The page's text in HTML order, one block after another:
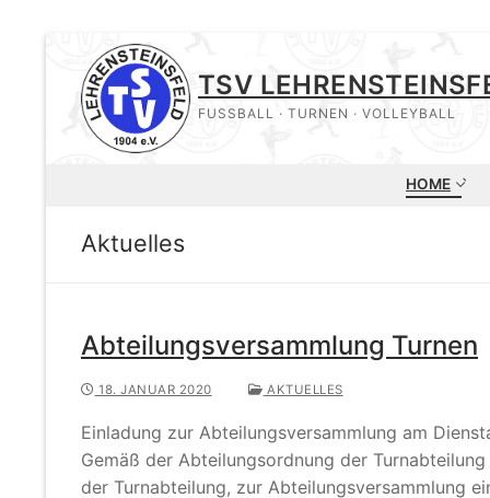
Inhalt
springen
TSV
FUSSBALL · TURNEN · VOLLEYBALL
HOME
Aktuelles
Abteilungsversammlung Turnen
18. JANUAR 2020 AKTUELLES
Einladung zur Abteilungsversammlung am
Gemäß der Abteilungsordnung der
der Turnabteilung, zur Abteilungsversammlung